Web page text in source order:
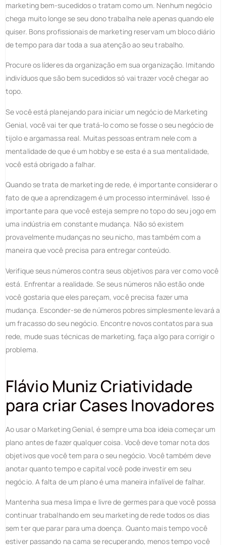
marketing bem-sucedidos o tratam como um. Nenhum negócio
chega muito longe se seu dono trabalha nele apenas quando ele
quiser. Bons profissionais de marketing reservam um bloco diário
de tempo para dar toda a sua atenção ao seu trabalho.
Procure os líderes da organização em sua organização. Imitando
indivíduos que são bem sucedidos só vai trazer você chegar ao
topo.
Se você está planejando para iniciar um negócio de Marketing
Genial, você vai ter que tratá-lo como se fosse o seu negócio de
tijolo e argamassa real. Muitas pessoas entram nele com a
mentalidade de que é um hobby e se esta é a sua mentalidade,
você está obrigado a falhar.
Quando se trata de marketing de rede, é importante considerar o
fato de que a aprendizagem é um processo interminável. Isso é
importante para que você esteja sempre no topo do seu jogo em
uma indústria em constante mudança. Não só existem
provavelmente mudanças no seu nicho, mas também com a
maneira que você precisa para entregar conteúdo.
Verifique seus números contra seus objetivos para ver como você
está. Enfrentar a realidade. Se seus números não estão onde
você gostaria que eles pareçam, você precisa fazer uma
mudança. Esconder-se de números pobres simplesmente levará a
um fracasso do seu negócio. Encontre novos contatos para sua
rede, mude suas técnicas de marketing, faça algo para corrigir o
problema.
Flávio Muniz Criatividade
para criar Cases Inovadores
Ao usar o Marketing Genial, é sempre uma boa ideia começar um
plano antes de fazer qualquer coisa. Você deve tomar nota dos
objetivos que você tem para o seu negócio. Você também deve
anotar quanto tempo e capital você pode investir em seu
negócio. A falta de um plano é uma maneira infalível de falhar.
Mantenha sua mesa limpa e livre de germes para que você possa
continuar trabalhando em seu marketing de rede todos os dias
sem ter que parar para uma doença. Quanto mais tempo você
estiver passando na cama se recuperando, menos tempo você